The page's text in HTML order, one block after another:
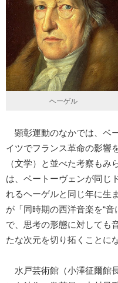
ヘーゲル
顕彰運動のなかでは、ベ
イツでフランス革命の影響
（文学）と並べた考察もみ
は、ベートーヴェンが同じ
れるヘーゲルと同じ年に生
が「同時期の西洋音楽を“
で、思考の形態に対しても
たな次元を切り拓くことに
水戸芸術館（小澤征爾館